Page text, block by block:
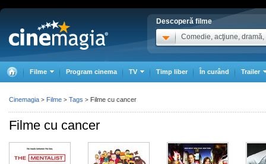
Descoperă filme
Comedie, acţiune, dramă,
Filme Program cinema TV Timp liber În curând Trailer
Filme cu cancer
Cinemagia > Filme > Tags > Filme cu cancer